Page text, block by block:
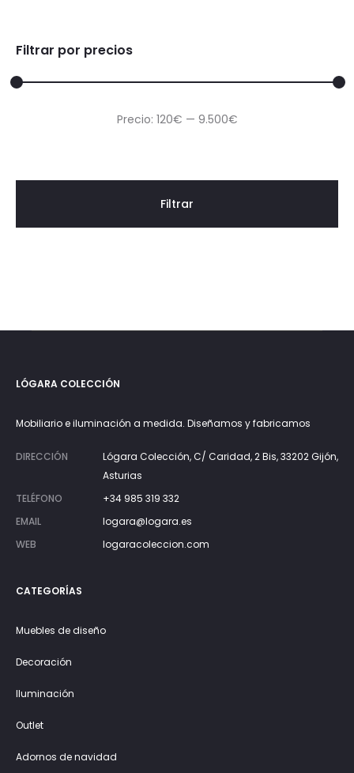
Filtrar por precios
Precio
Precio
Filtrar
Precio: 120€ — 9.500€
LÓGARA COLECCIÓN
Mobiliario e iluminación a medida. Diseñamos y fabricamos
DIRECCIÓN
Lógara Colección, C/ Caridad, 2 Bis, 33202 Gijón,
Asturias
TELÉFONO
+34 985 319 332
EMAIL
logara@logara.es
WEB
logaracoleccion.com
CATEGORÍAS
Muebles de diseño
Decoración
Iluminación
Outlet
Adornos de navidad